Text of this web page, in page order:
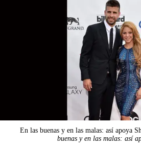
En las buenas y en las malas: así apoya
buenas y en las malas: así